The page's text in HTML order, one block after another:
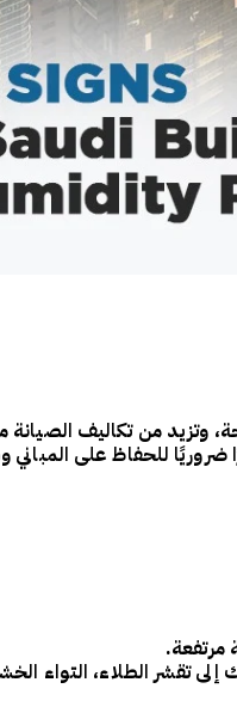
وتزيد من تكاليف
ضروريًا للحفاظ على
مرتفعة.
إلىتقشر الطلاء، التواء